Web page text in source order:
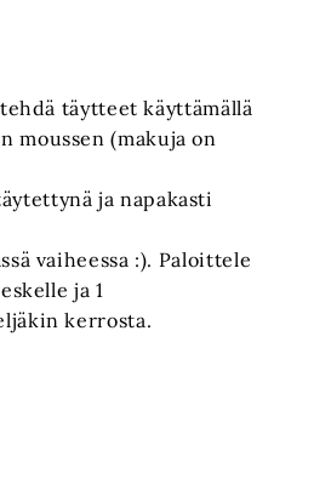
täytteet käyttämällä
moussen (makuja on
ja napakasti
vaiheessa :). Paloittele
ja 1
kerrosta.